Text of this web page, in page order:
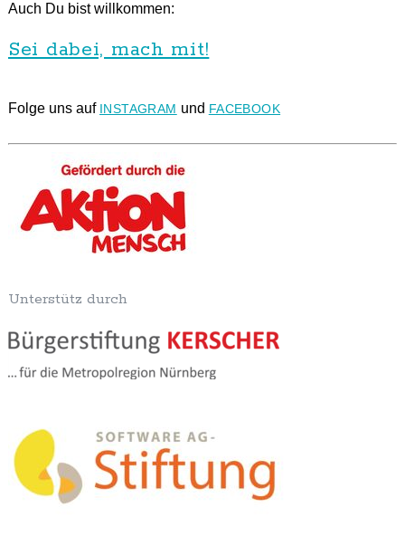
Auch Du bist willkommen:
Sei dabei, mach mit!
Folge uns auf INSTAGRAM und FACEBOOK
Unterstütz durch